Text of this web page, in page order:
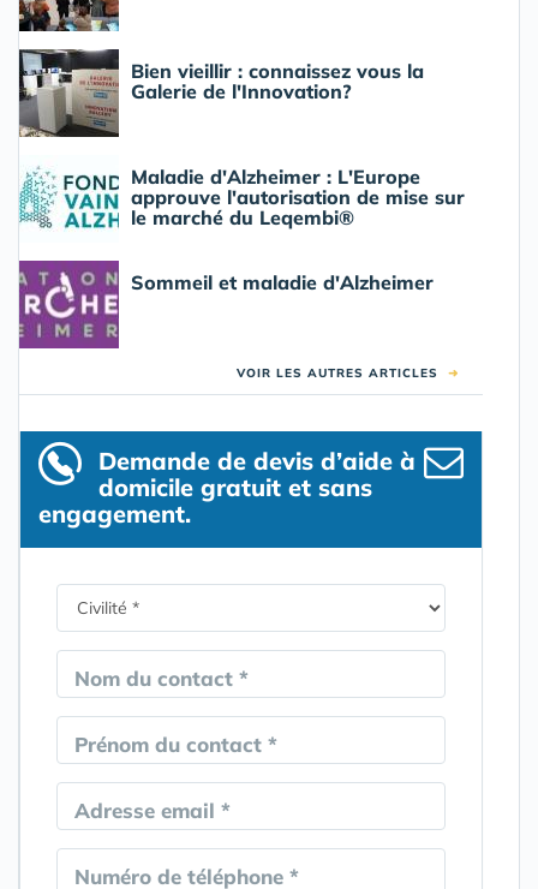
Bien vieillir : connaissez vous la
Galerie de l'Innovation?
Maladie d'Alzheimer : L'Europe
approuve l'autorisation de mise sur
le marché du Leqembi®
Sommeil et maladie d'Alzheimer
VOIR LES AUTRES ARTICLES ➜
Demande de devis d’aide à
domicile gratuit et sans
engagement.
Nom du contact *
Prénom du contact *
Adresse email *
Numéro de téléphone *